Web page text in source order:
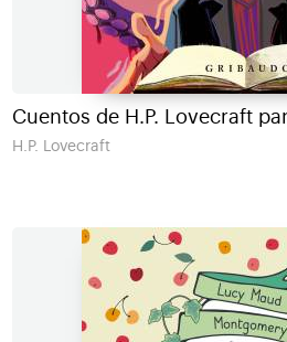
Cuentos de H.P. Lovecraft
H.P. Lovecraft